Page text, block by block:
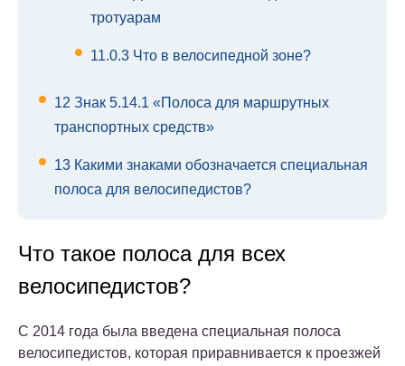
тротуарам
11.0.3 Что в велосипедной зоне?
12 Знак 5.14.1 «Полоса для маршрутных
транспортных средств»
13 Какими знаками обозначается специальная
полоса для велосипедистов?
Что такое полоса для всех
велосипедистов?
С 2014 года была введена специальная полоса
велосипедистов, которая приравнивается к проезжей